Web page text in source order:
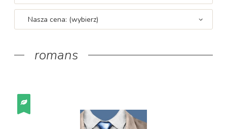
Nasza cena: (wybierz)
romans